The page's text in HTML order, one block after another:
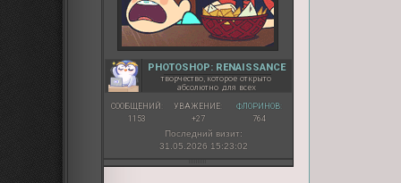
PHOTOSHOP: RENAISSANCE
творчество, которое открыто
абсолютно для всех
СООБЩЕНИЙ:
1153
УВАЖЕНИЕ:
+27
ФЛОРИНОВ:
764
Последний визит:
31.05.2026 15:23:02